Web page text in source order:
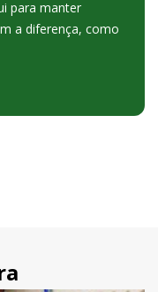
para manter
a diferença, como